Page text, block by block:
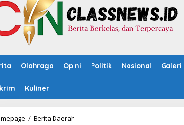
Olahraga Opini Politik Nasional Galeri
Kuliner
/ Berita Daerah